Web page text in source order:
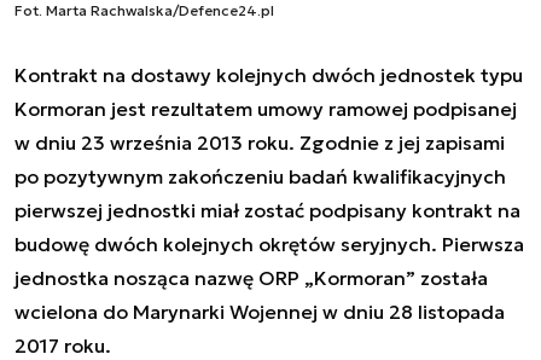
Fot. Marta Rachwalska/Defence24.pl
Kontrakt na dostawy kolejnych dwóch jednostek typu
Kormoran jest rezultatem umowy ramowej podpisanej
w dniu 23 września 2013 roku. Zgodnie z jej zapisami
po pozytywnym zakończeniu badań kwalifikacyjnych
pierwszej jednostki miał zostać podpisany kontrakt na
budowę dwóch kolejnych okrętów seryjnych. Pierwsza
jednostka nosząca nazwę ORP „Kormoran” została
wcielona do Marynarki Wojennej w dniu 28 listopada
2017 roku.